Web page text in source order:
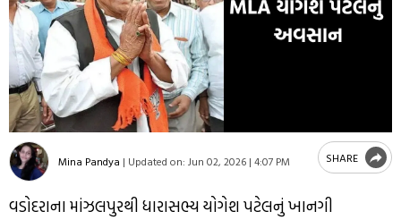
Mina Pandya | Updated on: Jun 02, 2026 | 4:07 PM SHARE
વડોદરાના માંઝલપુરથી ધારાસભ્ય યોગેશ પટેલનું ખાનગી